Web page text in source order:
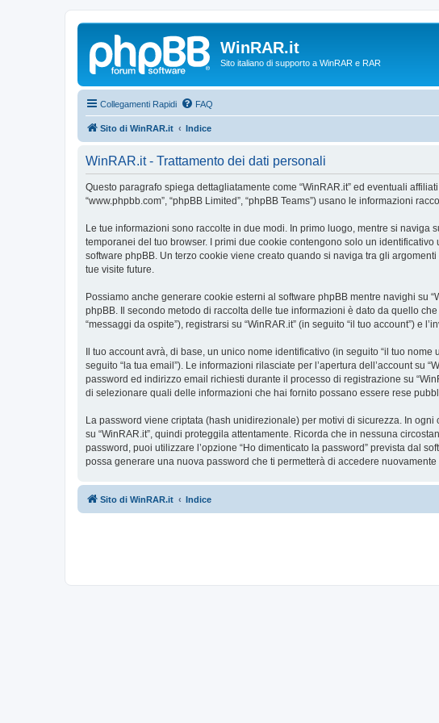
WinRAR.it
Sito italiano di supporto a WinRAR e RAR
Collegamenti Rapidi FAQ
Sito di WinRAR.it Indice
WinRAR.it - Trattamento dei dati personali
Questo paragrafo spiega dettagliatamente come “WinRAR.it” ed eventuali affiliati
“www.phpbb.com”, “phpBB Limited”, “phpBB Teams”) usano le informazioni
Le tue informazioni sono raccolte in due modi. In primo luogo, mentre si naviga
temporanei del tuo browser. I primi due cookie contengono solo un
software phpBB. Un terzo cookie viene creato quando si naviga tra gli
tue visite future.
Possiamo anche generare cookie esterni al software phpBB mentre navighi su
phpBB. Il secondo metodo di raccolta delle tue informazioni è dato da quello
“messaggi da ospite”), registrarsi su “WinRAR.it” (in seguito “il tuo account”) e
Il tuo account avrà, di base, un unico nome identificativo (in seguito “il tuo
seguito “la tua email”). Le informazioni rilasciate per l’apertura dell’account su
password ed indirizzo email richiesti durante il processo di registrazione su
di selezionare quali delle informazioni che hai fornito possano essere rese
La password viene criptata (hash unidirezionale) per motivi di sicurezza. In
su “WinRAR.it”, quindi proteggila attentamente. Ricorda che in nessuna
password, puoi utilizzare l’opzione “Ho dimenticato la password” prevista dal
possa generare una nuova password che ti permetterà di accedere nuovamente
Sito di WinRAR.it Indice